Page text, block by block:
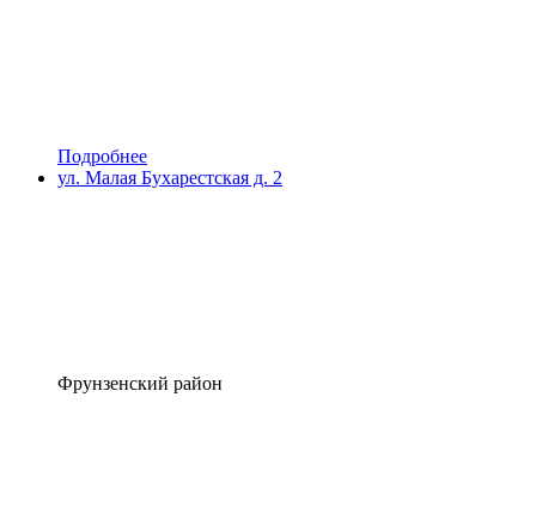
Подробнее
ул. Малая Бухарестская д. 2
Фрунзенский район